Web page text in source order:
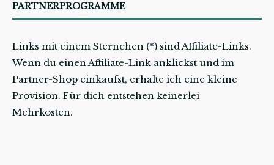
PARTNERPROGRAMME
Links mit einem Sternchen (*) sind Affiliate-Links.
Wenn du einen Affiliate-Link anklickst und im
Partner-Shop einkaufst, erhalte ich eine kleine
Provision. Für dich entstehen keinerlei
Mehrkosten.